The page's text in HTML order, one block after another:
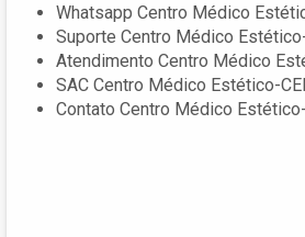
Whatsapp Centro Médico
Suporte Centro Médico
Atendimento Centro Médico
SAC Centro Médico Estético-
Contato Centro Médico